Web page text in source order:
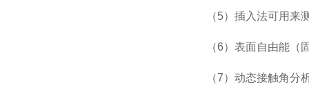
（5）插入法可用来
（6）表面自由能（
（7）动态接触角分